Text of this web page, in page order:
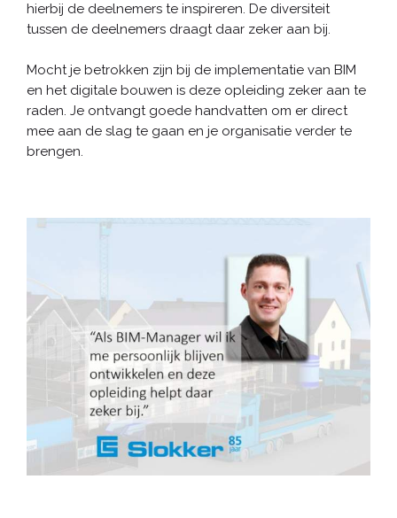
hierbij de deelnemers te inspireren. De diversiteit
tussen de deelnemers draagt daar zeker aan bij.
Mocht je betrokken zijn bij de implementatie van BIM
en het digitale bouwen is deze opleiding zeker aan te
raden. Je ontvangt goede handvatten om er direct
mee aan de slag te gaan en je organisatie verder te
brengen.